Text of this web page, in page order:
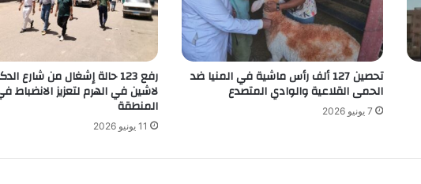
تحصين 127 ألف رأس ماشية في المنيا ضد
الحمى القلاعية والوادي المتصدع
7 يونيو 2026
رفع 123 حالة إشغال من شارع
لاشين في الهرم لتعزيز الانضباط
المنطقة
11 يونيو 2026